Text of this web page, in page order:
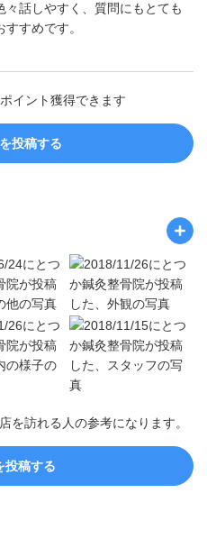
話しやすく、質問にもとても
すめです。
イント獲得できます
投稿する
を訪れる人の参考になります。
投稿する